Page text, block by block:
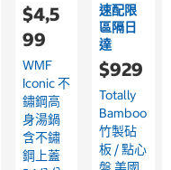
$4,5
99
WMF
Iconic 不
鏽鋼高
身湯鍋
含不鏽
鋼上蓋
速配限
區隔日
達
$929
Totally
Bamboo
竹製砧
板 / 點心